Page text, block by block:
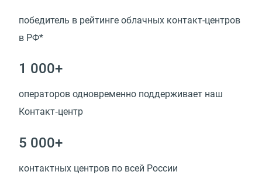
победитель в рейтинге облачных контакт-центров
в РФ*
1 000+
операторов одновременно поддерживает наш
Контакт‑центр
5 000+
контактных центров по всей России